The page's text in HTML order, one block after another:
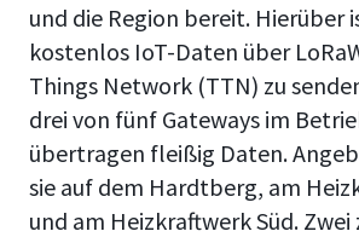
und die Region bereit. Hierüber
kostenlos IoT-Daten über
Things Network (TTN) zu
drei von fünf Gateways im
übertragen fleißig Daten.
sie auf dem Hardtberg, am
und am Heizkraftwerk Süd.